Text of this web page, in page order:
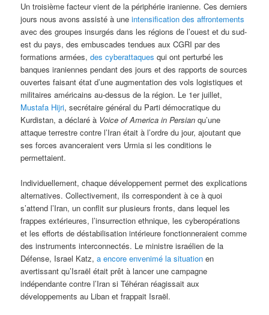
Un troisième facteur vient de la périphérie iranienne. Ces derniers
jours nous avons assisté à uneintensification des affrontements
avec des groupes insurgés dans les régions de l’ouest et du sud-
est du pays, des embuscades tendues aux CGRI par des
formations armées,des cyberattaques qui ont perturbé les
banques iraniennes pendant des jours et des rapports de sources
ouvertes faisant état d’une augmentation des vols logistiques et
militaires américains au-dessus de la région. Le 1er juillet,
Mustafa Hijri, secrétaire général du Parti démocratique du
Kurdistan, a déclaré à Voice of America in Persian qu’une
attaque terrestre contre l’Iran était à l’ordre du jour, ajoutant que
ses forces avanceraient vers Urmia si les conditions le
permettaient.
Individuellement, chaque développement permet des explications
alternatives. Collectivement, ils correspondent à ce à quoi
s’attend l’Iran, un conflit sur plusieurs fronts, dans lequel les
frappes extérieures, l’insurrection ethnique, les cyberopérations
et les efforts de déstabilisation intérieure fonctionneraient comme
des instruments interconnectés. Le ministre israélien de la
Défense, Israel Katz,a encore envenimé la situation en
avertissant qu’Israël était prêt à lancer une campagne
indépendante contre l’Iran si Téhéran réagissait aux
développements au Liban et frappait Israël.